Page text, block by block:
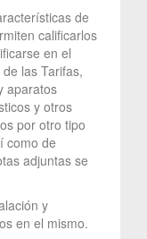
de
calificarlos
en el
las Tarifas,
aparatos
y otros
por otro tipo
como de
adjuntas se
y
en el mismo.